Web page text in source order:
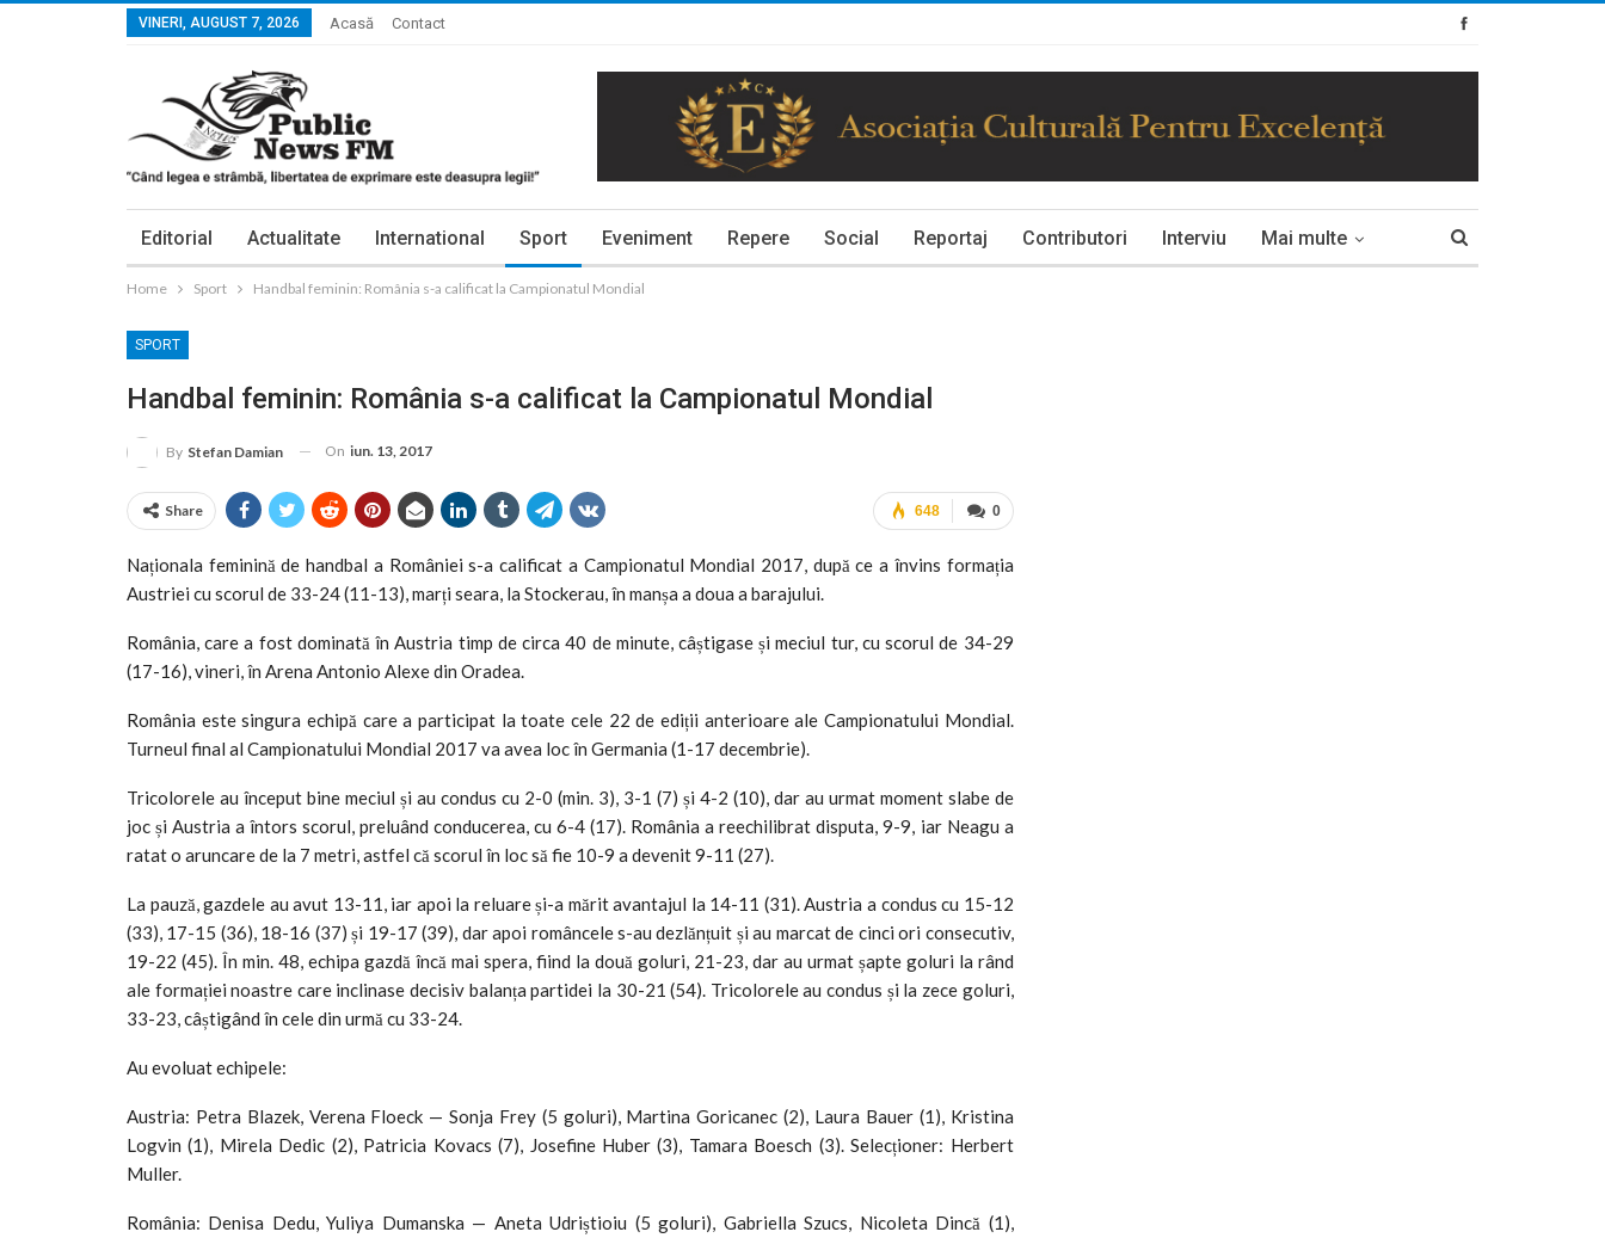
VINERI, AUGUST 7, 2026 Acasă Contact
Editorial Actualitate International Sport Eveniment Repere Social Reportaj Contributori Interviu Mai multe
Home Sport Handbal feminin: România s-a calificat la Campionatul Mondial
SPORT
Handbal feminin: România s-a calificat la Campionatul Mondial
By Stefan Damian On iun. 13, 2017
0
648
Share
Naționala feminină de handbal a României s-a calificat a Campionatul Mondial 2017, după ce a învins formația
Austriei cu scorul de 33-24 (11-13), marți seara, la Stockerau, în manșa a doua a barajului.
România, care a fost dominată în Austria timp de circa 40 de minute, câștigase și meciul tur, cu scorul de 34-29
(17-16), vineri, în Arena Antonio Alexe din Oradea.
România este singura echipă care a participat la toate cele 22 de ediții anterioare ale Campionatului Mondial.
Turneul final al Campionatului Mondial 2017 va avea loc în Germania (1-17 decembrie).
Tricolorele au început bine meciul și au condus cu 2-0 (min. 3), 3-1 (7) și 4-2 (10), dar au urmat moment slabe de
joc și Austria a întors scorul, preluând conducerea, cu 6-4 (17). România a reechilibrat disputa, 9-9, iar Neagu a
ratat o aruncare de la 7 metri, astfel că scorul în loc să fie 10-9 a devenit 9-11 (27).
La pauză, gazdele au avut 13-11, iar apoi la reluare și-a mărit avantajul la 14-11 (31). Austria a condus cu 15-12
(33), 17-15 (36), 18-16 (37) și 19-17 (39), dar apoi româncele s-au dezlănțuit și au marcat de cinci ori consecutiv,
19-22 (45). În min. 48, echipa gazdă încă mai spera, fiind la două goluri, 21-23, dar au urmat șapte goluri la rând
ale formației noastre care inclinase decisiv balanța partidei la 30-21 (54). Tricolorele au condus și la zece goluri,
33-23, câștigând în cele din urmă cu 33-24.
Au evoluat echipele:
Austria: Petra Blazek, Verena Floeck — Sonja Frey (5 goluri), Martina Goricanec (2), Laura Bauer (1), Kristina
Logvin (1), Mirela Dedic (2), Patricia Kovacs (7), Josefine Huber (3), Tamara Boesch (3). Selecționer: Herbert
Muller.
România: Denisa Dedu, Yuliya Dumanska — Aneta Udriștioiu (5 goluri), Gabriella Szucs, Nicoleta Dincă (1),